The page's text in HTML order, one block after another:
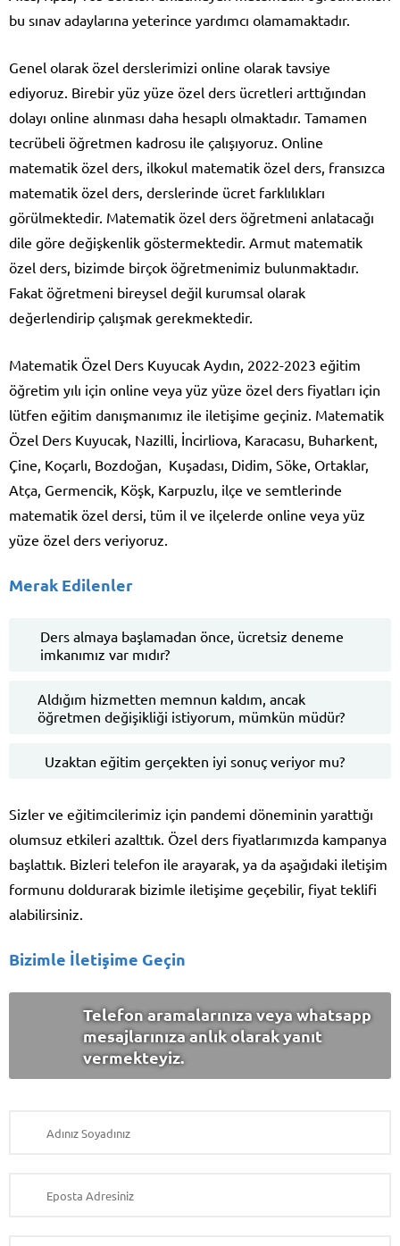
bu sınav adaylarına yeterince yardımcı olamamaktadır.
Genel olarak özel derslerimizi online olarak tavsiye
ediyoruz. Birebir yüz yüze özel ders ücretleri arttığından
dolayı online alınması daha hesaplı olmaktadır. Tamamen
tecrübeli öğretmen kadrosu ile çalışıyoruz. Online
matematik özel ders, ilkokul matematik özel ders, fransızca
matematik özel ders, derslerinde ücret farklılıkları
görülmektedir. Matematik özel ders öğretmeni anlatacağı
dile göre değişkenlik göstermektedir. Armut matematik
özel ders, bizimde birçok öğretmenimiz bulunmaktadır.
Fakat öğretmeni bireysel değil kurumsal olarak
değerlendirip çalışmak gerekmektedir.
Matematik Özel Ders Kuyucak Aydın, 2022-2023 eğitim
öğretim yılı için online veya yüz yüze özel ders fiyatları için
lütfen eğitim danışmanımız ile iletişime geçiniz. Matematik
Özel Ders Kuyucak, Nazilli, İncirliova, Karacasu, Buharkent,
Çine, Koçarlı, Bozdoğan, Kuşadası, Didim, Söke, Ortaklar,
Atça, Germencik, Köşk, Karpuzlu, ilçe ve semtlerinde
matematik özel dersi, tüm il ve ilçelerde online veya yüz
yüze özel ders veriyoruz.
Merak Edilenler
Ders almaya başlamadan önce, ücretsiz deneme
imkanımız var mıdır?
Aldığım hizmetten memnun kaldım, ancak
öğretmen değişikliği istiyorum, mümkün müdür?
Uzaktan eğitim gerçekten iyi sonuç veriyor mu?
Sizler ve eğitimcilerimiz için pandemi döneminin yarattığı
olumsuz etkileri azalttık. Özel ders fiyatlarımızda kampanya
başlattık. Bizleri telefon ile arayarak, ya da aşağıdaki iletişim
formunu doldurarak bizimle iletişime geçebilir, fiyat teklifi
alabilirsiniz.
Bizimle İletişime Geçin
Telefon aramalarınıza veya whatsapp
mesajlarınıza anlık olarak yanıt
vermekteyiz.